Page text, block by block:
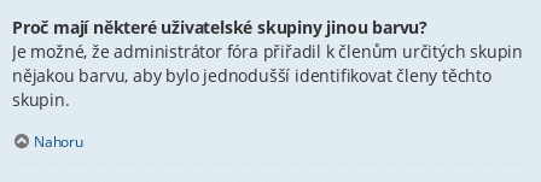
Proč mají některé uživatelské skupiny jinou barvu?
Je možné, že administrátor fóra přiřadil k členům určitých skupin
nějakou barvu, aby bylo jednodušší identifikovat členy těchto
skupin.
Nahoru